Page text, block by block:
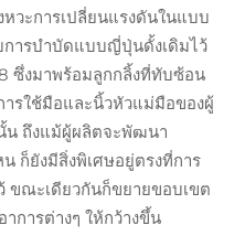
หวะการเปลี่ยนแรงดันในแบบ
การบำบัดแบบญี่ปุ่นดั้งเดิมไว้
ซึ่งมาพร้อมลูกกลิ้งที่ทับซ้อน
รใช้มือและนิ้วหัวแม่มือของผู้
น ถึงแม้ผู้ผลิตจะพัฒนา
ก็ยังมีสิ่งพิเศษอยู่ตรงที่การ
ขณะเดียวกันก็ขยายขอบเขต
การต่างๆ ให้กว้างขึ้น